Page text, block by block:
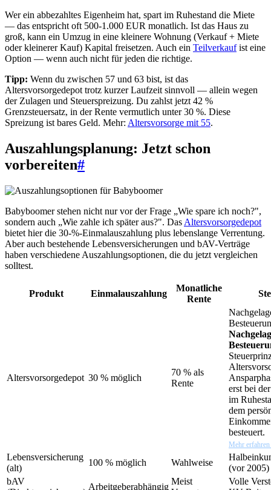
Wer ein abbezahltes Eigenheim hat, spart im Ruhestand die Miete
— das entspricht oft 500-1.000 EUR monatlich. Ist das Haus zu
groß, kann ein Umzug in eine kleinere Wohnung (Verkauf + Miete
oder kleinerer Kauf) Kapital freisetzen. Auch ein Teilverkaufist eine
Option — wenn auch nicht für jeden die richtige.
Tipp: Wenn du zwischen 57 und 63 bist, ist das
Altersvorsorgedepot trotz kurzer Laufzeit sinnvoll — allein wegen
der Zulagen und Steuerspreizung. Du zahlst jetzt 42 %
Grenzsteuersatz, in der Rente vermutlich unter 30 %. Diese
Spreizung ist bares Geld. Mehr: Altersvorsorge mit 55.
Auszahlungsplanung: Jetzt schon
vorbereiten#
Babyboomer stehen nicht nur vor der Frage „Wie spare ich noch?",
sondern auch „Wie zahle ich später aus?". Das Altersvorsorgedepot
bietet hier die 30-%-Einmalauszahlung plus lebenslange Verrentung.
Aber auch bestehende Lebensversicherungen und bAV-Verträge
haben verschiedene Auszahlungsoptionen, die du jetzt vergleichen
solltest.
Produkt Einmalauszahlung
Monatliche
Rente
Altersvorsorgedepot 30 % möglich
70 % als
Rente
erst bei
im
dem
besteuert.
Mehr
Lebensversicherung
(alt)
100 % möglich Wahlweise
(vor 2005)
bAV
Arbeitgeberabhängig
Meist
Volle